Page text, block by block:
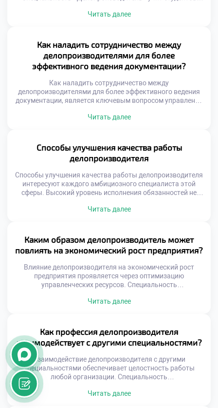
внешним условиям. Грамотные решения специалиста
документы в техникум для получения антикризисных
компетенций. Образовательная программа моделирует
стрессовые ситуации управления информацией. Будущие
профессионалы учатся принимать взвешенные решения
Читать далее
Как наладить сотрудничество между
делопроизводителями для более
эффективного ведения документации?
Как наладить сотрудничество между
делопроизводителями для более эффективного ведения
документации, является ключевым вопросом управления
дублирование функций и ошибок. Единый подход к
входящих потоков информации. Синергия сотрудников
превышает сумму индивидуальных усилий каждого.
Качество документооборота зависит от слаженности
коллектива. Эффективность достигается через
осознанную […]
Читать далее
Способы улучшения качества работы
делопроизводителя
Способы улучшения качества работы делопроизводителя
интересуют каждого амбициозного специалиста этой
сферы. Высокий уровень исполнения обязанностей не
осознанных усилий, регулярной практики и постоянного
Профессиональное мастерство строится на сочетании
жестких навыков и личной дисциплины. Техническая
грамотность без ответственного отношения к […]
Читать далее
Каким образом делопроизводитель может
повлиять на экономический рост предприятия?
Влияние делопроизводителя на экономический рост
предприятия проявляется через оптимизацию
управленческих ресурсов. Специальность
связь между порядком в документах и прибылью.
абитуриенты стремятся быстро поступить учиться в
техникум для освоения этой перспективной профессии.
Учебная программа раскрывает экономическую суть
административной работы будущего специалиста.
Студенты […]
Читать далее
Как профессия делопроизводителя
взаимодействует с другими специальностями?
Взаимодействие делопроизводителя с другими
специальностями обеспечивает целостность работы
любой организации. Специальность
«Делопроизводитель» выступает связующим звеном
между разрозненными отделами. Без этой интеграции
управление превращается в хаотичный набор действий.
Читать далее